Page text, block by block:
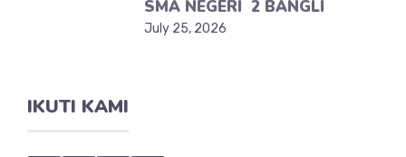
SMA NEGERI 2 BANGLI
July 25, 2026
IKUTI KAMI